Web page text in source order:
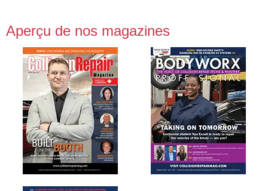
Aperçu de nos magazines